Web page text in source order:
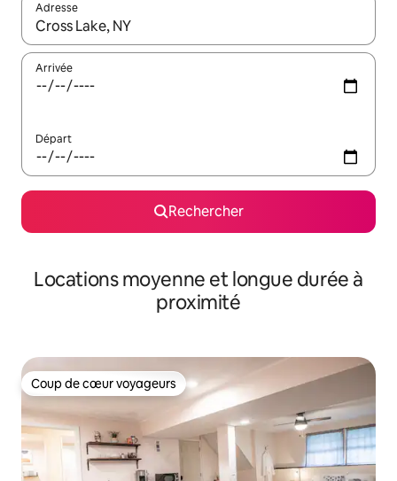
Adresse
Lorsque les résultats s'affichent, utilisez les flèches vers le
Arrivée
Départ
Rechercher
Locations moyenne et longue durée à
proximité
Coup de cœur voyageurs
Coup de cœur voyageurs